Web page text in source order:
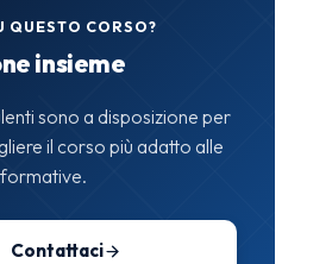
QUESTO CORSO?
insieme
sono a disposizione per
il corso più adatto alle
Contattaci